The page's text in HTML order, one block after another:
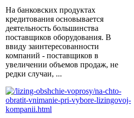
На банковских продуктах
кредитования основывается
деятельность большинства
поставщиков оборудования. В
ввиду заинтересованности
компаний - поставщиков в
увеличении объемов продаж, не
редки случаи, ...